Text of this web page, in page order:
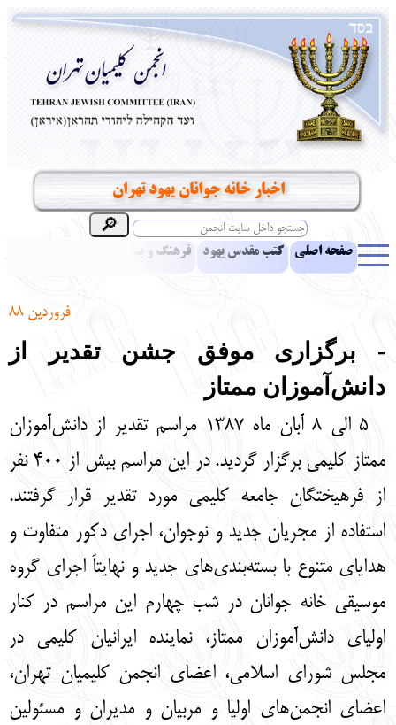
اخبار خانه جوانان یهود تهران
صفحه اصلی کتب مقدس یهود فرهنگ و بینش یهود
نهاد های انجمن
English עברית
فروردین 88
- برگزاری موفق جشن تقدیر از
دانش آموزان ممتاز
5 الی 8 آبان ماه 1387 مراسم تقدیر از دانش‌آموزان
ممتاز کلیمی برگزار گردید. در این مراسم بیش از 400 نفر
از فرهیختگان جامعه کلیمی مورد تقدیر قرار گرفتند.
استفاده از مجریان جدید و نوجوان، اجرای دکور متفاوت و
هدایای متنوع با بسته‌بندی‌های جدید و نهایتاً اجرای گروه
موسیقی خانه جوانان در شب چهارم این مراسم در کنار
اولیای دانش‌آموزان ممتاز، نماینده ایرانیان کلیمی در
مجلس شورای اسلامی، اعضای انجمن کلیمیان تهران،
اعضای انجمن‌های اولیا و مربیان و مدیران و مسئولین